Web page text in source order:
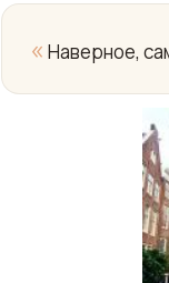
« Наверное,